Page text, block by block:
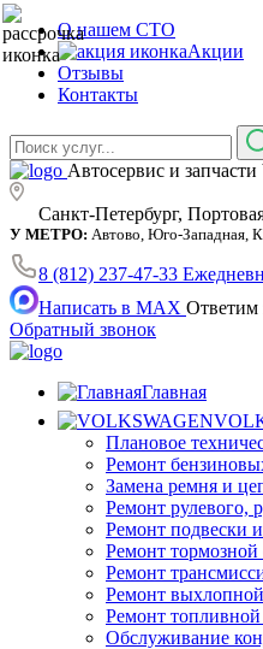
О нашем СТО
Акции
Отзывы
Контакты
Автосервис и
Санкт-Петербург,
У МЕТРО: Автово, Юго-Западная,
8 (812) 237-47-33
Написать в MAX Ответим
Обратный звонок
Главная
Плановое
Ремонт
Замена ремня и
Ремонт рулевого,
Ремонт подвески
Ремонт
Ремонт
Ремонт
Ремонт
Обслуживание